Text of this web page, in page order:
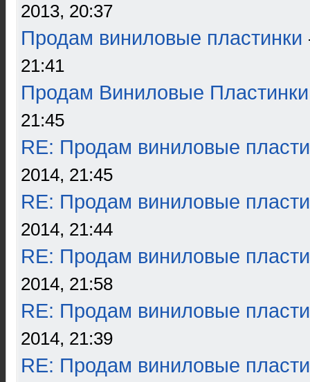
2013, 20:37
Продам виниловые пластинки
21:41
Продам Виниловые Пластинки
21:45
RE: Продам виниловые
2014, 21:45
RE: Продам виниловые
2014, 21:44
RE: Продам виниловые
2014, 21:58
RE: Продам виниловые
2014, 21:39
RE: Продам виниловые